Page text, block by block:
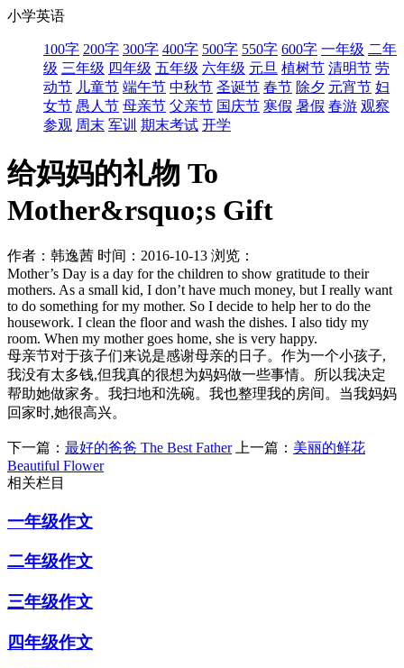
小学英语
100字 200字 300字 400字 500字 550字 600字 一年级 二年
级 三年级 四年级 五年级 六年级 元旦 植树节 清明节 劳
动节 儿童节 端午节 中秋节 圣诞节 春节 除夕 元宵节 妇
女节 愚人节 母亲节 父亲节 国庆节 寒假 暑假 春游 观察
参观 周末 军训 期末考试 开学
给妈妈的礼物 To
Mother&rsquo;s Gift
作者：韩逸茜 时间：2016-10-13 浏览：
Mother’s Day is a day for the children to show gratitude to their
mothers. As a small kid, I don’t have much money, but I really want
to do something for my mother. So I decide to help her to do the
housework. I clean the floor and wash the dishes. I also tidy my
room. When my mother goes home, she is very happy.
母亲节对于孩子们来说是感谢母亲的日子。作为一个小孩子,
我没有太多钱,但我真的很想为妈妈做一些事情。所以我决定
帮助她做家务。我扫地和洗碗。我也整理我的房间。当我妈妈
回家时,她很高兴。
下一篇： 最好的爸爸 The Best Father 上一篇： 美丽的鲜花
Beautiful Flower
相关栏目
一年级作文
二年级作文
三年级作文
四年级作文